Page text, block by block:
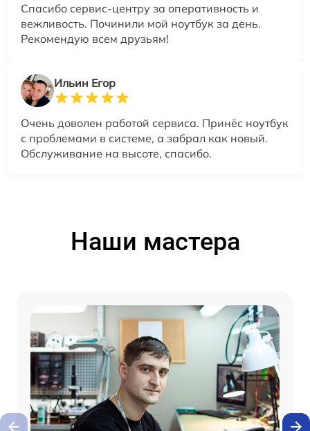
Спасибо сервис-центру за оперативность и
вежливость. Починили мой ноутбук за день.
Рекомендую всем друзьям!
Ильин Егор
Очень доволен работой сервиса. Принёс ноутбук
с проблемами в системе, а забрал как новый.
Обслуживание на высоте, спасибо.
Наши мастера